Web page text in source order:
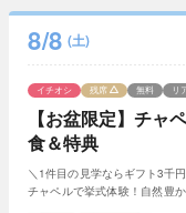
8/8 (土)
【お盆限定】チャ
食＆特典
イチオシ 残席 無料 リ
＼1件目の見学ならギフト3千
チャペルで挙式体験！自然豊